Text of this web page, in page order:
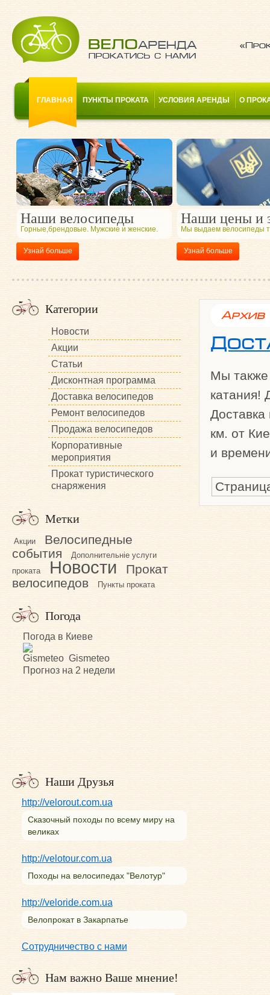
ГЛАВНАЯ ПУНКТЫ ПРОКАТА УСЛОВИЯ АРЕНДЫ О
Наши велосипеды
Горные,брендовые. Мужские и женские.
Узнай больше
Наши цены и
Мы выдаем велосипеды
Узнай больше
Категории
Новости
Акции
Статьи
Дисконтная программа
Доставка велосипедов
Ремонт велосипедов
Продажа велосипедов
Корпоративные
мероприятия
Прокат туристического
снаряжения
Метки
Акции
Велосипедные
события
Дополнительніе услуги
проката
Новости
Прокат
велосипедов
Пункты проката
Погода
Погода в Киеве
Gismeteo
Прогноз на 2 недели
Наши Друзья
http://velorout.com.ua
Сказочный походы по всему миру на
великах
http://velotour.com.ua
Походы на велосипедах "Велотур"
http://veloride.com.ua
Велопрокат в Закарпатье
Сотрудничество с нами
Нам важно Ваше мнение!
Архив
Мы также
катания!
км. от
и